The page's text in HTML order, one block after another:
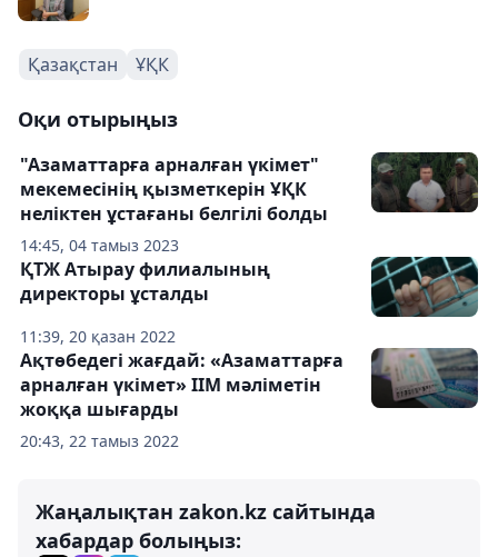
Қазақстан ҰҚК
Оқи отырыңыз
14:45, 04 тамыз 2023
"Азаматтарға арналған үкімет"
мекемесінің қызметкерін ҰҚК
неліктен ұстағаны белгілі болды
11:39, 20 қазан 2022
ҚТЖ Атырау филиалының
директоры ұсталды
20:43, 22 тамыз 2022
Ақтөбедегі жағдай: «Азаматтарға
арналған үкімет» ІІМ мәліметін
жоққа шығарды
Жаңалықтан zakon.kz сайтында
хабардар болыңыз: